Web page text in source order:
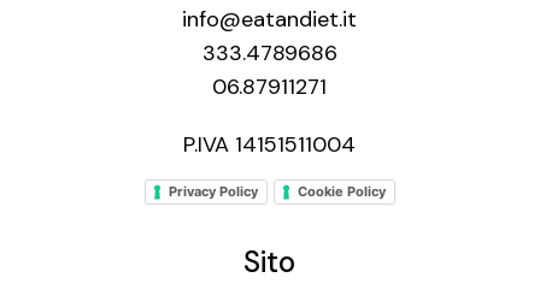
info@eatandiet.it
333.4789686
06.87911271
P.IVA 14151511004
Privacy Policy Cookie Policy
Sito